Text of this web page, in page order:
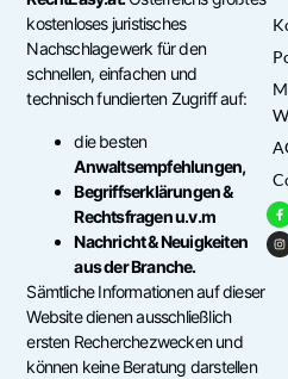
kostenloses juristisches
Nachschlagewerk für den
schnellen, einfachen und
technisch fundierten Zugriff auf:
die besten
Anwaltsempfehlungen,
Begriffserklärungen &
Rechtsfragen u.v.m
Nachricht & Neuigkeiten
aus der Branche.
Sämtliche Informationen auf dieser
Website dienen ausschließlich
ersten Recherchezwecken und
können keine Beratung darstellen